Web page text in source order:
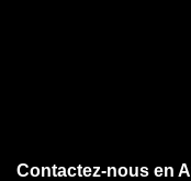
Contactez-nous en